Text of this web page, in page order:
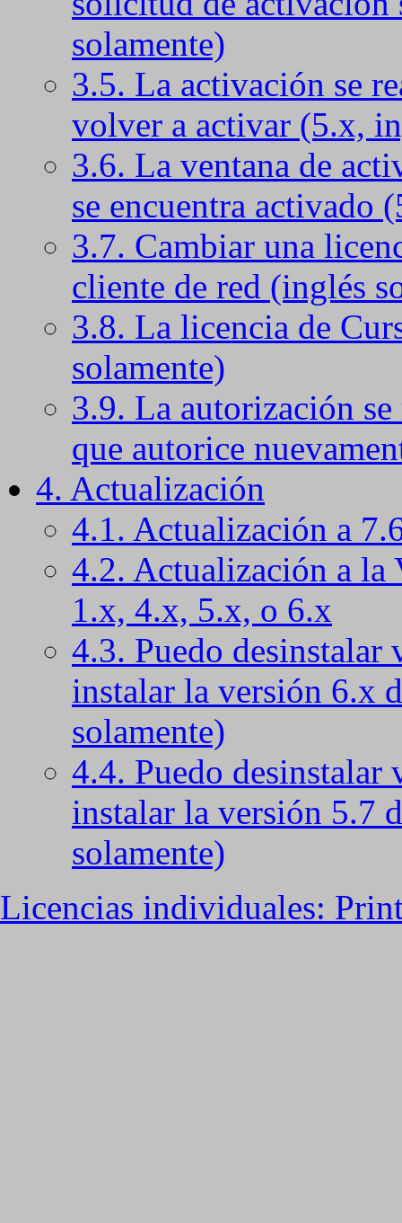
solamente)
3.5. La activación se
volver a activar (5.x,
3.6. La ventana de
se encuentra activado
3.7. Cambiar una
cliente de red (inglés
3.8. La licencia de
solamente)
3.9. La autorización
que autorice
4. Actualización
4.1. Actualización a
4.2. Actualización a
1.x, 4.x, 5.x, o 6.x
4.3. Puedo desinstalar
instalar la versión 6.x
solamente)
4.4. Puedo desinstalar
instalar la versión 5.7
solamente)
Licencias individuales: